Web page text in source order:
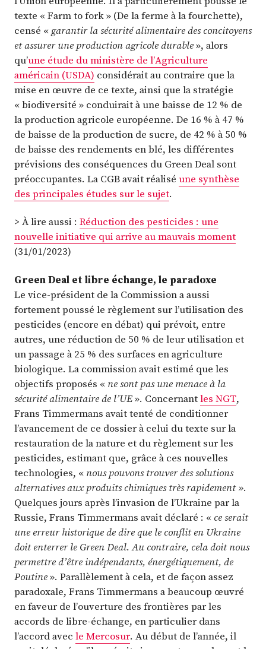
texte « Farm to fork » (De la ferme à la fourchette),
censé «garantir la sécurité alimentaire des concitoyens
et assurer une production agricole durable», alors
qu’une étude du ministère de l’Agriculture
américain (USDA) considérait au contraire que la
mise en œuvre de ce texte, ainsi que la stratégie
« biodiversité » conduirait à une baisse de 12 % de
la production agricole européenne. De 16 % à 47 %
de baisse de la production de sucre, de 42 % à 50 %
de baisse des rendements en blé, les différentes
prévisions des conséquences du Green Deal sont
préoccupantes. La CGB avait réalisé une synthèse
des principales études sur le sujet.
> À lire aussi : Réduction des pesticides : une
nouvelle initiative qui arrive au mauvais moment
(31/01/2023)
Green Deal et libre échange, le paradoxe
Le vice-président de la Commission a aussi
fortement poussé le règlement sur l’utilisation des
pesticides (encore en débat) qui prévoit, entre
autres, une réduction de 50 % de leur utilisation et
un passage à 25 % des surfaces en agriculture
biologique. La commission avait estimé que les
objectifs proposés « ne sont pas une menace à la
sécurité alimentaire de l’UE». Concernantles NGT,
Frans Timmermans avait tenté de conditionner
l’avancement de ce dossier à celui du texte sur la
restauration de la nature et du règlement sur les
pesticides, estimant que, grâce à ces nouvelles
technologies, « nous pouvons trouver des solutions
alternatives aux produits chimiques très rapidement ».
Quelques jours après l’invasion de l’Ukraine par la
Russie, Frans Timmermans avait déclaré : « ce serait
une erreur historique de dire que le conflit en Ukraine
doit enterrer le Green Deal. Au contraire, cela doit nous
permettre d’être indépendants, énergétiquement, de
Poutine». Parallèlement à cela, et de façon assez
paradoxale, Frans Timmermans a beaucoup œuvré
en faveur de l’ouverture des frontières par les
accords de libre-échange, en particulier dans
l’accord avec le Mercosur. Au début de l’année, il